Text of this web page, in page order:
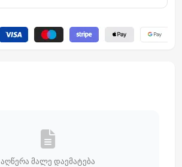
აღწერა მალე დაემატება